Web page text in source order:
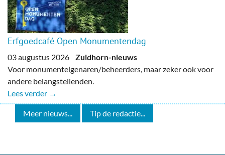
Erfgoedcafé Open Monumentendag
03 augustus 2026 Zuidhorn-nieuws
Voor monumenteigenaren/beheerders, maar zeker ook voor
andere belangstellenden.
Lees verder →
Meer nieuws... Tip de redactie...